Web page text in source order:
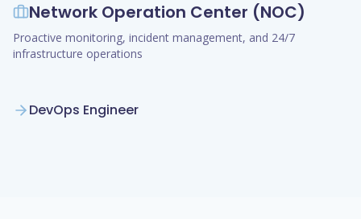
Network Operation Center (NOC)
Proactive monitoring, incident management, and 24/7
infrastructure operations
DevOps Engineer